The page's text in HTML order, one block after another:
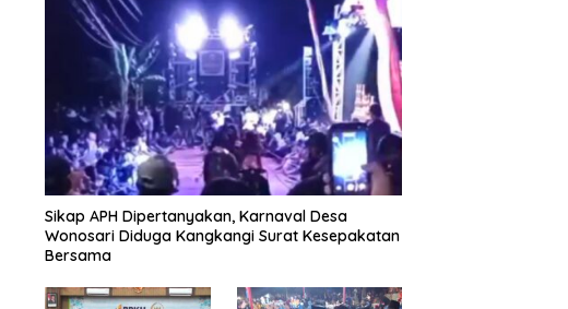
Sikap APH Dipertanyakan, Karnaval Desa
Wonosari Diduga Kangkangi Surat Kesepakatan
Bersama